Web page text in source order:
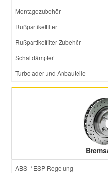
Montagezubehör
Rußpartikelfilter
Rußpartikelfilter Zubehör
Schalldämpfer
Turbolader und Anbauteile
ABS- / ESP-Regelung